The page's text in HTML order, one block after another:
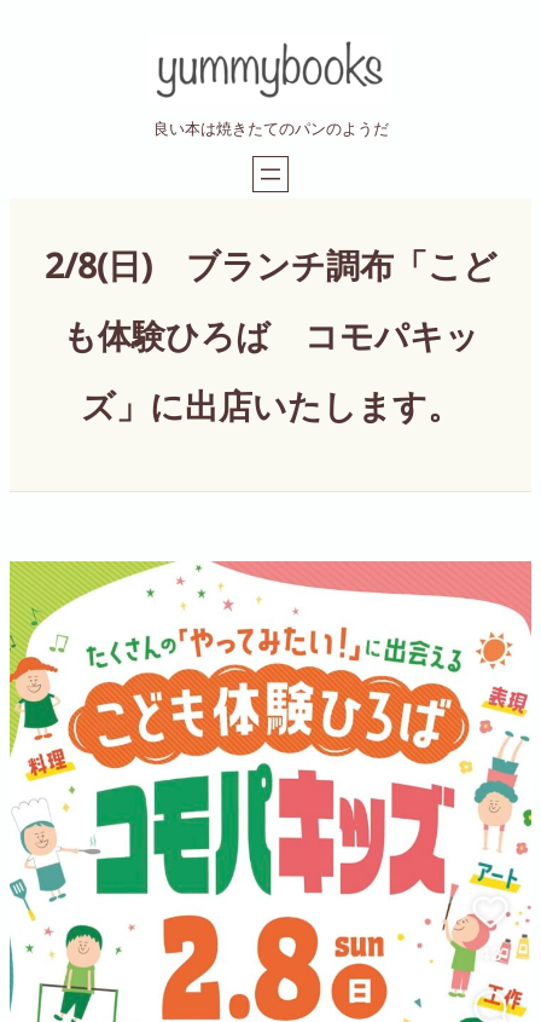
良い本は焼きたてのパンのようだ
2/8(日) ブランチ調布「こど
も体験ひろば コモパキッ
ズ」に出店いたします。